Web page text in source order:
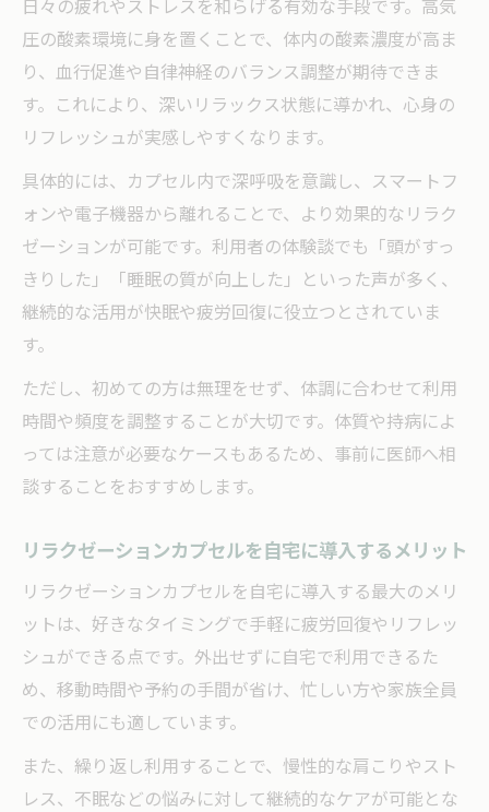
日々の疲れやストレスを和らげる有効な手段です。高気
圧の酸素環境に身を置くことで、体内の酸素濃度が高ま
り、血行促進や自律神経のバランス調整が期待できま
す。これにより、深いリラックス状態に導かれ、心身の
リフレッシュが実感しやすくなります。
具体的には、カプセル内で深呼吸を意識し、スマートフ
ォンや電子機器から離れることで、より効果的なリラク
ゼーションが可能です。利用者の体験談でも「頭がすっ
きりした」「睡眠の質が向上した」といった声が多く、
継続的な活用が快眠や疲労回復に役立つとされていま
す。
ただし、初めての方は無理をせず、体調に合わせて利用
時間や頻度を調整することが大切です。体質や持病によ
っては注意が必要なケースもあるため、事前に医師へ相
談することをおすすめします。
リラクゼーションカプセルを自宅に導入するメリット
リラクゼーションカプセルを自宅に導入する最大のメリ
ットは、好きなタイミングで手軽に疲労回復やリフレッ
シュができる点です。外出せずに自宅で利用できるた
め、移動時間や予約の手間が省け、忙しい方や家族全員
での活用にも適しています。
また、繰り返し利用することで、慢性的な肩こりやスト
レス、不眠などの悩みに対して継続的なケアが可能とな